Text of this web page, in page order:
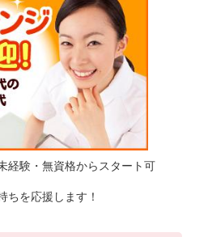
経験・無資格からスタート可
ちを応援します！